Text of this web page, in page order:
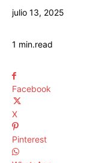
julio 13, 2025
1 min.read
Facebook
X
Pinterest